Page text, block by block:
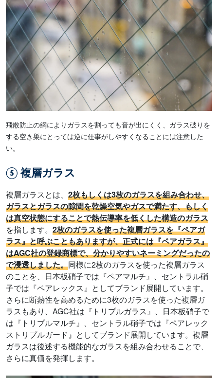
飛散防止の網によりガラスを割っても音が出にくく、ガラス破りを
する空き巣にとっては逆に仕事がしやすくなることには注意した
い。
⑤ 複層ガラス
複層ガラスとは、 2枚もしくは3枚のガラスを組み合わせ、
ガラスとガラスの隙間を乾燥空気やガスで満たす、もしく
は真空状態にすることで熱伝導率を低くした構造のガラス
を指します。 2枚のガラスを使った複層ガラスを『ペアガ
ラス』と呼ぶこともありますが、正式には『ペアガラス』
はAGC社の登録商標で、分かりやすいネーミングだったの
で浸透しました。同様に2枚のガラスを使った複層ガラス
のことを、日本板硝子では『ペアマルチ』、セントラル硝
子では『ペアレックス』としてブランド展開しています。
さらに断熱性を高めるために3枚のガラスを使った複層ガ
ラスもあり、AGC社は『トリプルガラス』、日本板硝子で
は『トリプルマルチ』、セントラル硝子では『ペアレック
ストリプルガード』としてブランド展開しています。複層
ガラスは後述する機能的なガラスを組み合わせることで、
さらに真価を発揮します。